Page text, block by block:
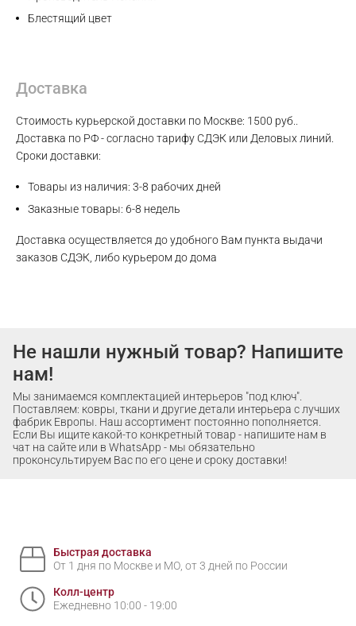
Блестящий цвет
Доставка
Стоимость курьерской доставки по Москве: 1500 руб..
Доставка по РФ - согласно тарифу СДЭК или Деловых линий.
Сроки доставки:
Товары из наличия: 3-8 рабочих дней
Заказные товары: 6-8 недель
Доставка осуществляется до удобного Вам пункта выдачи
заказов СДЭК, либо курьером до дома
Не нашли нужный товар? Напишите
нам!
Мы занимаемся комплектацией интерьеров "под ключ".
Поставляем: ковры, ткани и другие детали интерьера с лучших
фабрик Европы. Наш ассортимент постоянно пополняется.
Если Вы ищите какой-то конкретный товар - напишите нам в
чат на сайте или в WhatsApp - мы обязательно
проконсультируем Вас по его цене и сроку доставки!
Быстрая доставка
От 1 дня по Москве и МО, от 3 дней по России
Колл-центр
Ежедневно 10:00 - 19:00